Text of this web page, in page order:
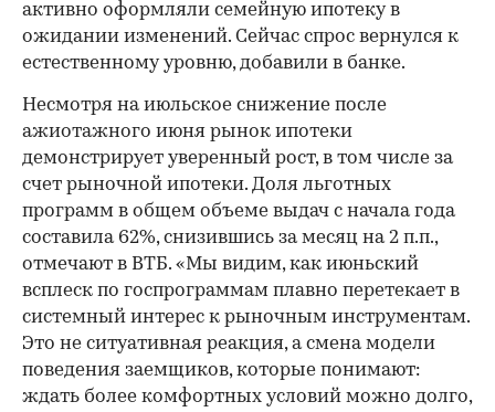
активно оформляли семейную ипотеку в
ожидании изменений. Сейчас спрос вернулся к
естественному уровню, добавили в банке.
Несмотря на июльское снижение после
ажиотажного июня рынок ипотеки
демонстрирует уверенный рост, в том числе за
счет рыночной ипотеки. Доля льготных
программ в общем объеме выдач с начала года
составила 62%, снизившись за месяц на 2 п.п.,
отмечают в ВТБ. «Мы видим, как июньский
всплеск по госпрограммам плавно перетекает в
системный интерес к рыночным инструментам.
Это не ситуативная реакция, а смена модели
поведения заемщиков, которые понимают:
ждать более комфортных условий можно долго,